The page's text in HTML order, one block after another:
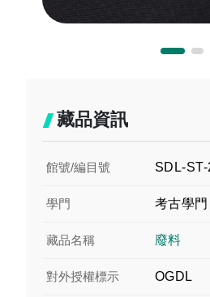
藏品資訊
館號/編目號 SDL-
學門 考古學門
藏品名稱 廢料
對外授權標示 OGDL